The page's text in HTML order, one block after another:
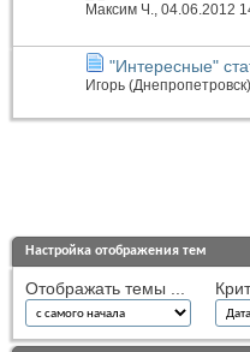
Максим Ч. , 04.06.2012
"Интересные"
Игорь (Днепропетровск)
Настройка отображения тем
Отображать темы ...